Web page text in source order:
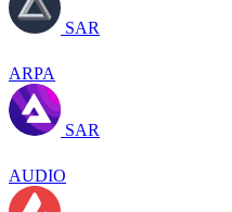
SAR
ARPA
SAR
AUDIO